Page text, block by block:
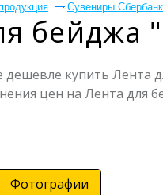
Сувениры Сбербанк
купить Лента
цен на Лента для
Фотографии